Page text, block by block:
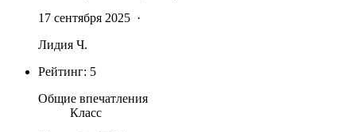
17 сентября 2025 ·
Лидия Ч.
Рейтинг: 5
Общие впечатления
Класс